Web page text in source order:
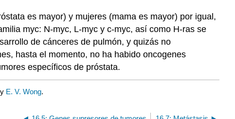
es mayor) y mujeres (mama es mayor) por igual,
myc: N-myc, L-myc y c-myc, así como H-ras se
de cánceres de pulmón, y quizás no
hasta el momento, no ha habido oncogenes
específicos de próstata.
E. V. Wong.